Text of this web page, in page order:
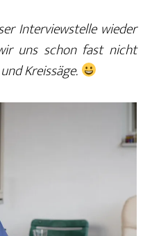
Interviewstelle wieder
uns schon fast nicht
Kreissäge.